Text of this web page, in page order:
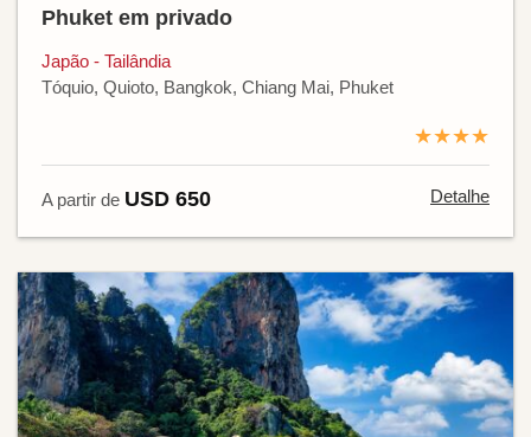
Phuket em privado
Japão - Tailândia
Tóquio, Quioto, Bangkok, Chiang Mai, Phuket
★★★★
A partir de USD 650 Detalhe